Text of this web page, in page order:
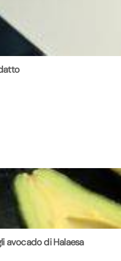
avocado di Halaesa